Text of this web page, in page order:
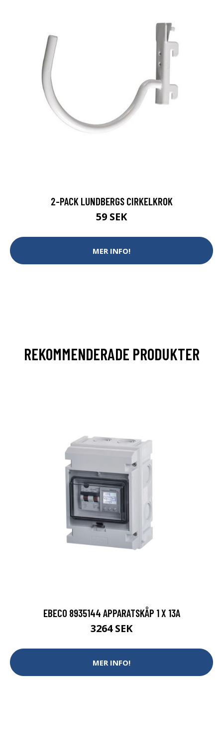
2-PACK LUNDBERGS CIRKELKROK
59 SEK
MER INFO!
REKOMMENDERADE PRODUKTER
EBECO 8935144 APPARATSKÅP 1 X 13A
3264 SEK
MER INFO!